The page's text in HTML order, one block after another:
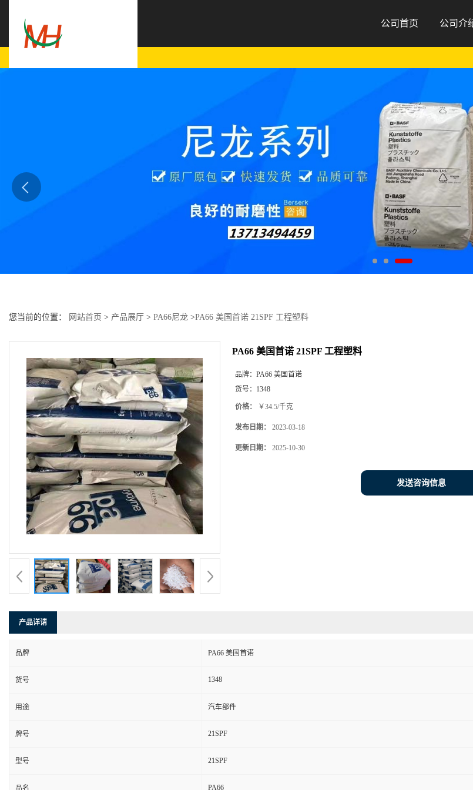
公司首页 公司介
您当前的位置： 网站首页 > 产品展厅 > PA66尼龙 >PA66 美国首诺 21SPF 工程塑料
PA66 美国首诺 21SPF 工程塑料
品牌： PA66 美国首诺
货号： 1348
价格： ￥34.5/千克
发布日期： 2023-03-18
更新日期： 2025-10-30
发送咨询信息
产品详请
品牌 PA66 美国首诺
货号 1348
用途 汽车部件
牌号 21SPF
型号 21SPF
品名 PA66